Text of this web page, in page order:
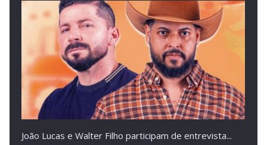
João Lucas e Walter Filho participam de entrevista...
4ª Agro Angélica